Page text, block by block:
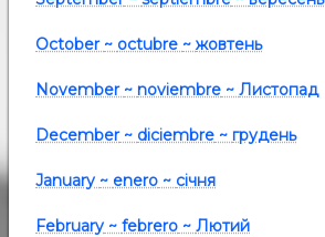
October ~ octubre ~жовтень
November ~ noviembre ~ Листопад
December~ diciembre ~ грудень
January ~ enero ~ січня
February ~ febrero ~ Лютий